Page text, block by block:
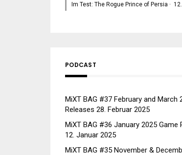
Im Test: The Rogue Prince of Persia ·
PODCAST
MiXT BAG #37 February and March
Releases 28. Februar 2025
MiXT BAG #36 January 2025 Game
12. Januar 2025
MiXT BAG #35 November &